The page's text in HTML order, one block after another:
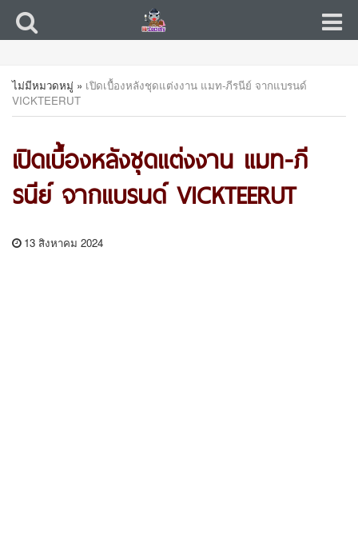
ไม่มีหมวดหมู่ » เปิดเบื้องหลังชุดแต่งงาน แมท-ภีรนีย์ จากแบรนด์
VICKTEERUT
เปิดเบื้องหลังชุดแต่งงาน แมท-ภี
รนีย์ จากแบรนด์ VICKTEERUT
13 สิงหาคม 2024